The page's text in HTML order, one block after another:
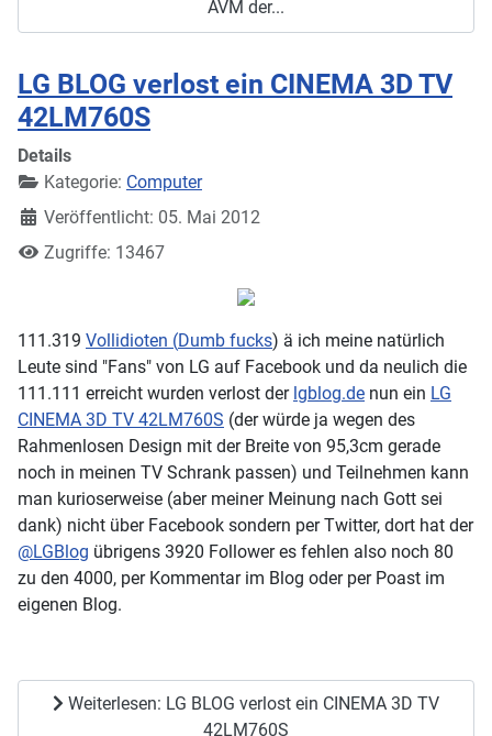
AVM der...
LG BLOG verlost ein CINEMA 3D TV
42LM760S
Details
Kategorie: Computer
Veröffentlicht: 05. Mai 2012
Zugriffe: 13467
111.319 Vollidioten (Dumb fucks) ä ich meine natürlich
Leute sind "Fans" von LG auf Facebook und da neulich die
111.111 erreicht wurden verlost der lgblog.de nun ein LG
CINEMA 3D TV 42LM760S (der würde ja wegen des
Rahmenlosen Design mit der Breite von 95,3cm gerade
noch in meinen TV Schrank passen) und Teilnehmen kann
man kurioserweise (aber meiner Meinung nach Gott sei
dank) nicht über Facebook sondern per Twitter, dort hat der
@LGBlog übrigens 3920 Follower es fehlen also noch 80
zu den 4000, per Kommentar im Blog oder per Poast im
eigenen Blog.
Weiterlesen: LG BLOG verlost ein CINEMA 3D TV
42LM760S